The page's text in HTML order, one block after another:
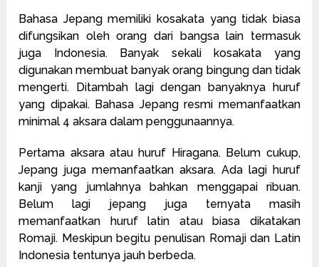
Bahasa Jepang memiliki kosakata yang tidak biasa
difungsikan oleh orang dari bangsa lain termasuk
juga Indonesia. Banyak sekali kosakata yang
digunakan membuat banyak orang bingung dan tidak
mengerti. Ditambah lagi dengan banyaknya huruf
yang dipakai. Bahasa Jepang resmi memanfaatkan
minimal 4 aksara dalam penggunaannya.
Pertama aksara atau huruf Hiragana. Belum cukup,
Jepang juga memanfaatkan aksara. Ada lagi huruf
kanji yang jumlahnya bahkan menggapai ribuan.
Belum lagi jepang juga ternyata masih
memanfaatkan huruf latin atau biasa dikatakan
Romaji. Meskipun begitu penulisan Romaji dan Latin
Indonesia tentunya jauh berbeda.